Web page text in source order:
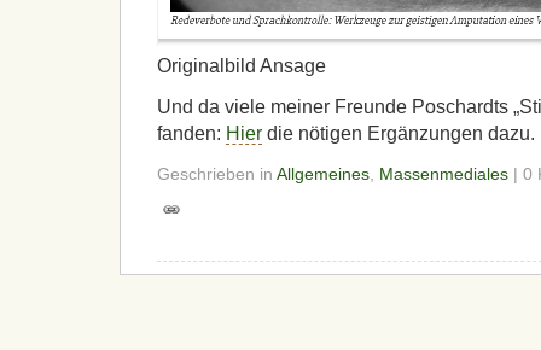
Originalbild Ansage
Und da viele meiner Freunde Poschardts
fanden: Hier die nötigen Ergänzungen dazu.
Geschrieben in Allgemeines, Massenmediales | 0